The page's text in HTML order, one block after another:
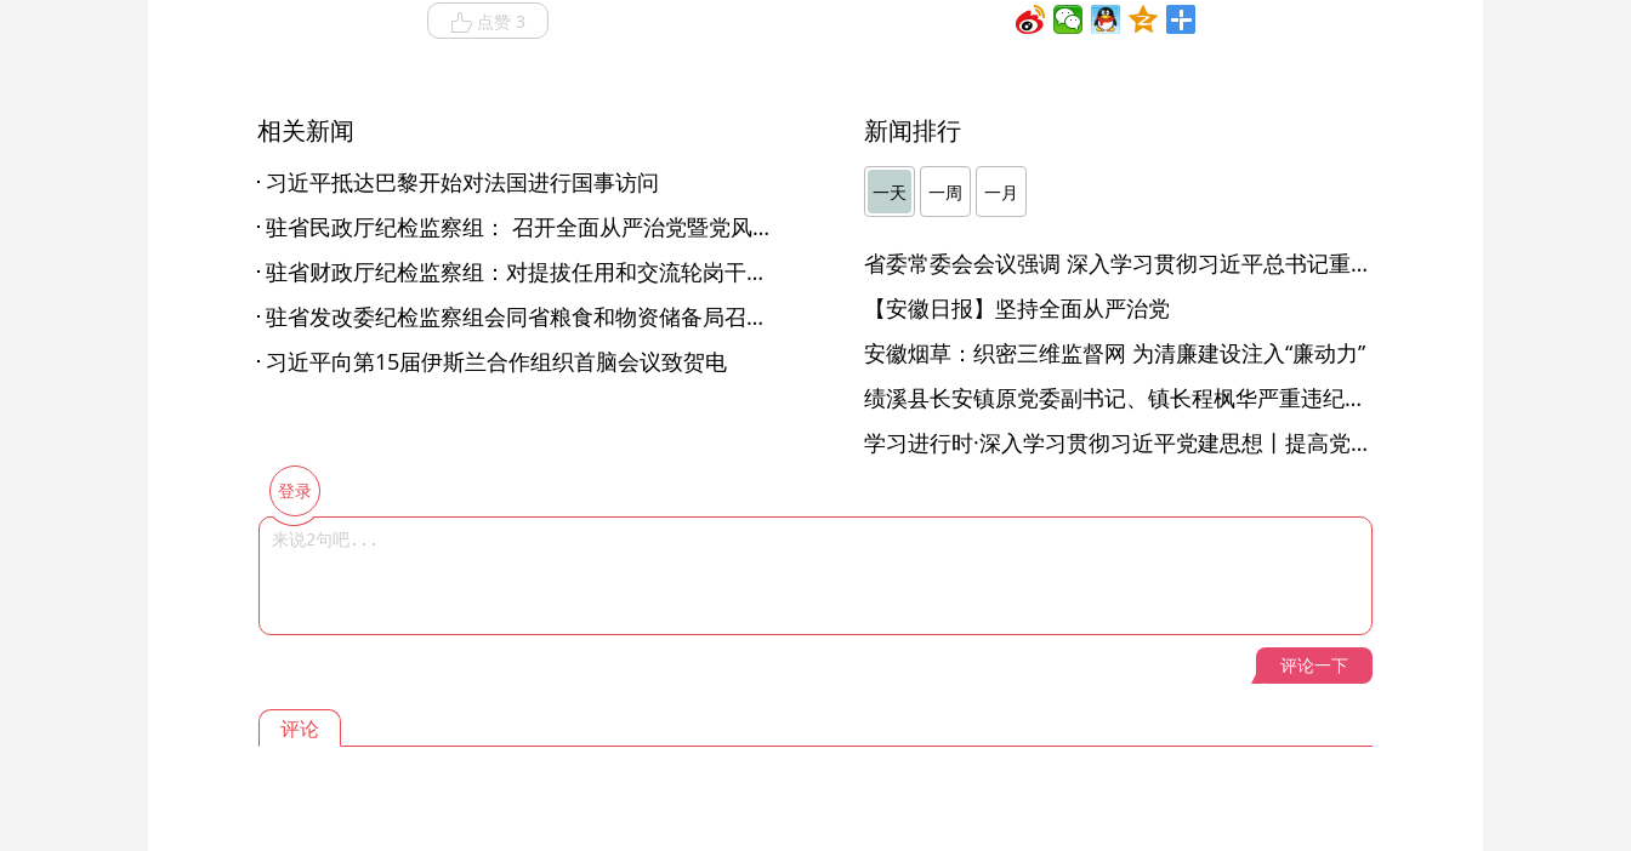
点赞 3
相关新闻
习近平抵达巴黎开始对法国进行国事访问
驻省民政厅纪检监察组： 召开全面从严治党暨党风廉政建设和反腐败工作会议
驻省财政厅纪检监察组：对提拔任用和交流轮岗干部开展集体廉政谈话
驻省发改委纪检监察组会同省粮食和物资储备局召开党风廉政建设工作会议
习近平向第15届伊斯兰合作组织首脑会议致贺电
新闻排行
一天 一周 一月
省委常委会会议强调 深入学习贯彻习近平总书记重要讲话精神 以高质量党建引领高质量发展 梁言顺主持并讲话
【安徽日报】坚持全面从严治党
安徽烟草：织密三维监督网 为清廉建设注入“廉动力”
绩溪县长安镇原党委副书记、镇长程枫华严重违纪违法被开除党籍和公职
学习进行时·深入学习贯彻习近平党建思想丨提高党的战斗力的法宝
登录
评论一下
评论